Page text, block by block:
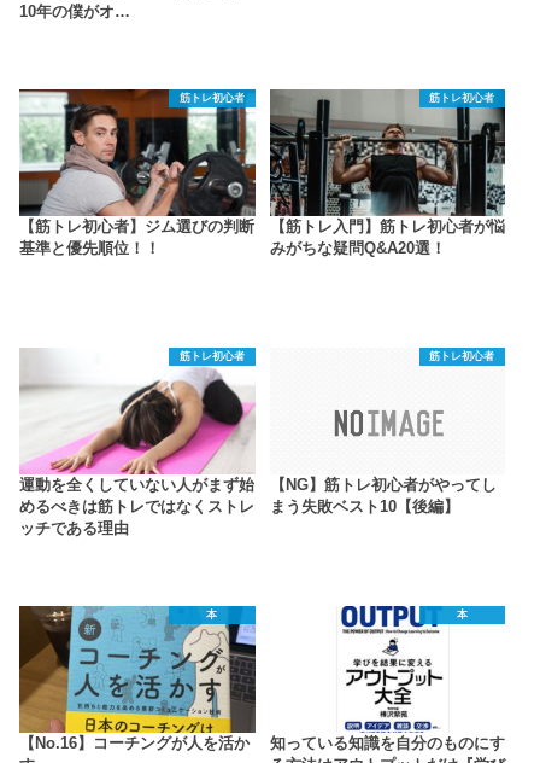
10年の僕がオ…
筋トレ初心者
【筋トレ初心者】ジム選びの判断
基準と優先順位！！
筋トレ初心者
【筋トレ入門】筋トレ初心者が悩
みがちな疑問Q&A20選！
筋トレ初心者
運動を全くしていない人がまず始
めるべきは筋トレではなくストレ
ッチである理由
筋トレ初心者
【NG】筋トレ初心者がやってし
まう失敗ベスト10【後編】
本
【No.16】コーチングが人を活か
本
知っている知識を自分のものにす